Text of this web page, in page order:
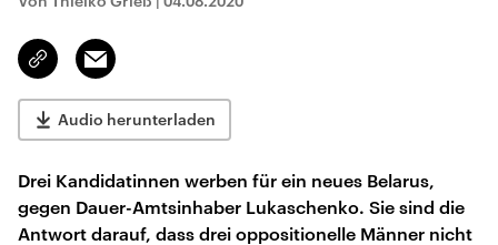
Link
kopieren/teilen
Email
Audio herunterladen
Drei Kandidatinnen werben für ein neues Belarus,
gegen Dauer-Amtsinhaber Lukaschenko. Sie sind die
Antwort darauf, dass drei oppositionelle Männer nicht